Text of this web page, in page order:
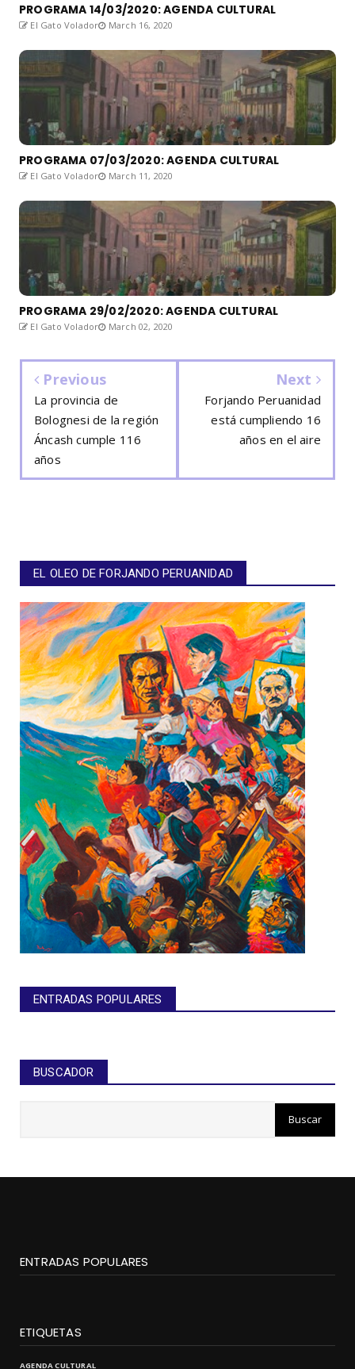
PROGRAMA 14/03/2020: AGENDA CULTURAL
El Gato Volador March 16, 2020
PROGRAMA 07/03/2020: AGENDA CULTURAL
El Gato Volador March 11, 2020
PROGRAMA 29/02/2020: AGENDA CULTURAL
El Gato Volador March 02, 2020
Previous
La provincia de
Bolognesi de la región
Áncash cumple 116
años
Next
Forjando Peruanidad
está cumpliendo 16
años en el aire
EL OLEO DE FORJANDO PERUANIDAD
ENTRADAS POPULARES
BUSCADOR
ENTRADAS POPULARES
ETIQUETAS
AGENDA CULTURAL